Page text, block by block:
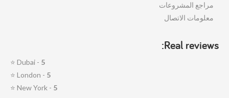
مراجع المشروعات
معلومات الاتصال
Real reviews:
Dubai - 5
⭐
London - 5
⭐
New York - 5
⭐